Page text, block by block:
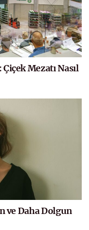
Mezatı Nasıl
ve Daha Dolgun